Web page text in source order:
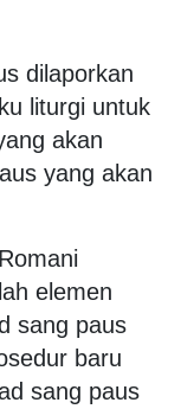
dilaporkan
liturgi untuk
akan
yang akan
elemen
sang paus
baru
sang paus